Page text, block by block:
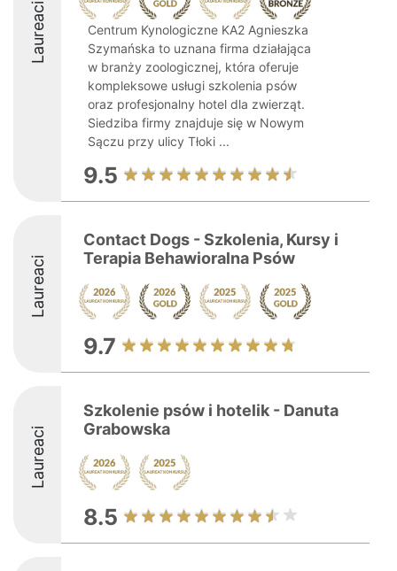
Laureaci
Centrum Kynologiczne KA2 Agnieszka
Szymańska to uznana firma działająca
w branży zoologicznej, która oferuje
kompleksowe usługi szkolenia psów
oraz profesjonalny hotel dla zwierząt.
Siedziba firmy znajduje się w Nowym
Sączu przy ulicy Tłoki ...
9.5
Laureaci
Contact Dogs - Szkolenia, Kursy i
Terapia Behawioralna Psów
9.7
Laureaci
Szkolenie psów i hotelik - Danuta
Grabowska
8.5